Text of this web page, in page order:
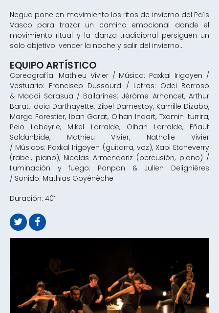
Negua pone en movimiento los ritos de invierno del País
Vasco para trazar un camino emocional donde el
movimiento ritual y la danza tradicional persiguen un
solo objetivo: vencer la noche y salir del invierno...
EQUIPO ARTÍSTICO
Coreografía: Mathieu Vivier / Música: Paxkal Irigoyen /
Vestuario: Francisco Dussourd / Letras: Odei Barroso
& Maddi Sarasua / Bailarines: Jérôme Arhancet, Arthur
Barat, Idoia Darthayette, Zibel Damestoy, Kamille Dizabo,
Marga Forestier, Iban Garat, Oihan Indart, Txomin Iturrira,
Peio Labeyrie, Mikel Larralde, Oihan Larralde, Eñaut
Saldunbide, Mathieu Vivier, Nathalie Vivier
/ Músicos: Paxkal Irigoyen (guitarra, voz), Xabi Etcheverry
(rabel, piano), Nicolas Armendariz (percusión, piano) /
Iluminación y fuego: Ponpon & Julien Delignières
/ Sonido: Mathias Goyénèche
Duración: 40’